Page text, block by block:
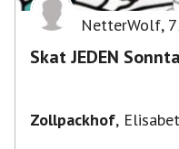
NetterWolf,
Skat JEDEN
Zollpackhof,